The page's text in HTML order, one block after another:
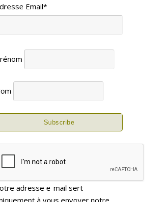
Email*
adresse e-mail sert
à vous envoyer notre